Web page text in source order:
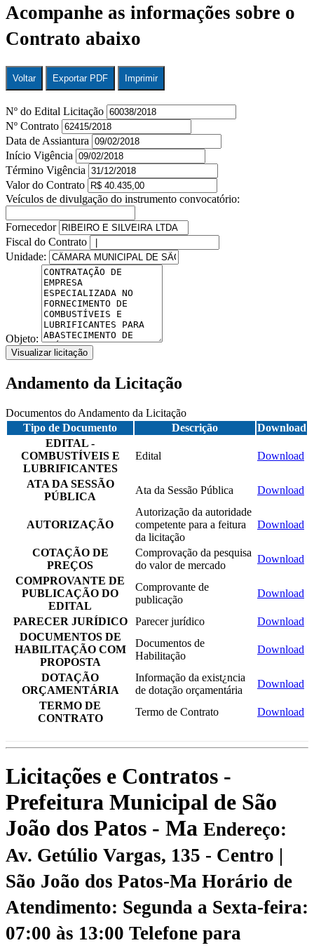
Acompanhe as informações sobre o
Contrato abaixo
Voltar Exportar PDF Imprimir
Nº do Edital Licitação
Nº Contrato
Data de Assiantura
Início Vigência
Término Vigência
Valor do Contrato
Veículos de divulgação do instrumento convocatório:
Fornecedor
Fiscal do Contrato
Unidade:
Objeto:
Visualizar licitação
Andamento da Licitação
Documentos do Andamento da Licitação
Tipo de Documento
Descrição
Download
EDITAL -
COMBUSTÍVEIS E
LUBRIFICANTES
Edital Download
ATA DA SESSÃO
PÚBLICA
Ata da Sessão Pública Download
AUTORIZAÇÃO
Autorização da autoridade
competente para a feitura
da licitação
Download
COTAÇÃO DE
PREÇOS
Comprovação da pesquisa
do valor de mercado
Download
COMPROVANTE DE
PUBLICAÇÃO DO
EDITAL
Comprovante de
publicação
Download
PARECER JURÍDICO Parecer jurídico
Download
DOCUMENTOS DE
HABILITAÇÃO COM
PROPOSTA
Documentos de
Habilitação
Download
DOTAÇÃO
ORÇAMENTÁRIA
Informação da exist¿ncia
de dotação orçamentária
Download
TERMO DE
CONTRATO
Termo de Contrato Download
Licitações e Contratos -
Prefeitura Municipal de São
João dos Patos - Ma Endereço:
Av. Getúlio Vargas, 135 - Centro |
São João dos Patos-Ma Horário de
Atendimento: Segunda a Sexta-feira:
07:00 às 13:00 Telefone para